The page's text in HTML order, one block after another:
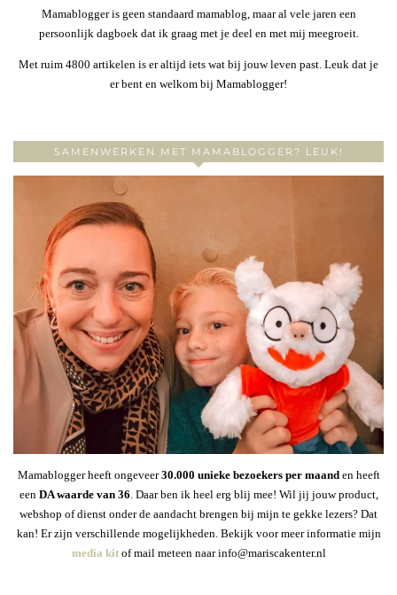
Mamablogger is geen standaard mamablog, maar al vele jaren een
persoonlijk dagboek dat ik graag met je deel en met mij meegroeit.
Met ruim 4800 artikelen is er altijd iets wat bij jouw leven past. Leuk dat je
er bent en welkom bij Mamablogger!
SAMENWERKEN MET MAMABLOGGER? LEUK!
Mamablogger heeft ongeveer30.000 unieke bezoekers per maanden heeft
een DA waarde van 36 . Daar ben ik heel erg blij mee! Wil jij jouw product,
webshop of dienst onder de aandacht brengen bij mijn te gekke lezers? Dat
kan! Er zijn verschillende mogelijkheden. Bekijk voor meer informatie mijn
media kitof mail meteen naar info@mariscakenter.nl